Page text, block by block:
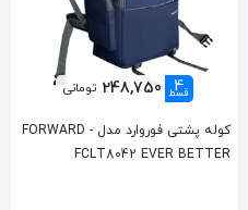
4
قسط 248,750 تومانی
کوله پشتی فوروارد مدل FORWARD -
FCLT8042 EVER BETTER